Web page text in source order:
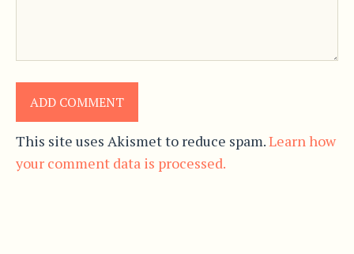
This site uses Akismet to reduce spam.Learn how
your comment data is processed.